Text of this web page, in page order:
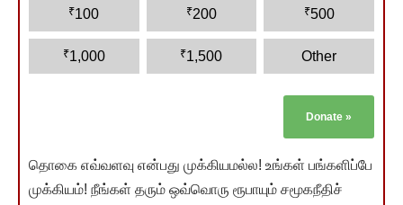
₹100 ₹200 ₹500
₹1,000 ₹1,500 Other
Donate »
தொகை எவ்வளவு என்பது முக்கியமல்ல! உங்கள் பங்களிப்பே
முக்கியம்! நீங்கள் தரும் ஒவ்வொரு ரூபாயும் சமூகநீதிச்